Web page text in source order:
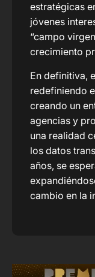
estratégicas
jóvenes
“campo
crecimiento
En definitiva,
redefiniendo
creando un
agencias y
una realidad
los datos
años, se
cambio en la